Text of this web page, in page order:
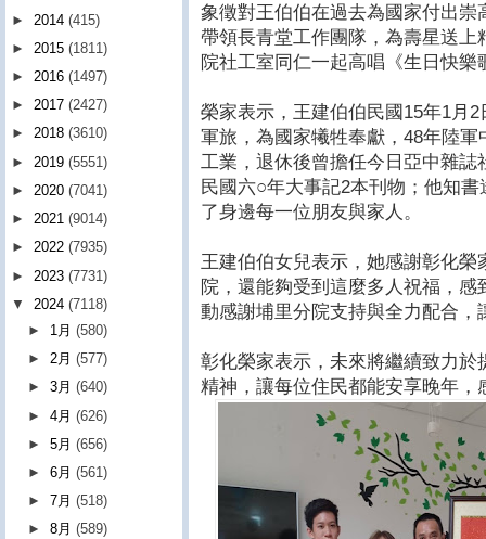
象徵對王伯伯在過去為國家付出
帶領長青堂工作團隊，為壽星送
院社工室同仁一起高唱《生日快
榮家表示，王建伯伯民國15年1月
軍旅，為國家犧牲奉獻，48年陸
工業，退休後曾擔任今日亞中雜
民國六○年大事記2本刊物；他知
了身邊每一位朋友與家人。
王建伯伯女兒表示，她感謝彰化
院，還能夠受到這麼多人祝福，
動感謝埔里分院支持與全力配合，
彰化榮家表示，未來將繼續致力
精神，讓每位住民都能安享晚年，
► 2014 (415)
► 2015 (1811)
► 2016 (1497)
► 2017 (2427)
► 2018 (3610)
► 2019 (5551)
► 2020 (7041)
► 2021 (9014)
► 2022 (7935)
► 2023 (7731)
▼ 2024 (7118)
► 1月(580)
►2月(577)
►3月(640)
►4月(626)
►5月(656)
►6月(561)
►7月(518)
►8月(589)